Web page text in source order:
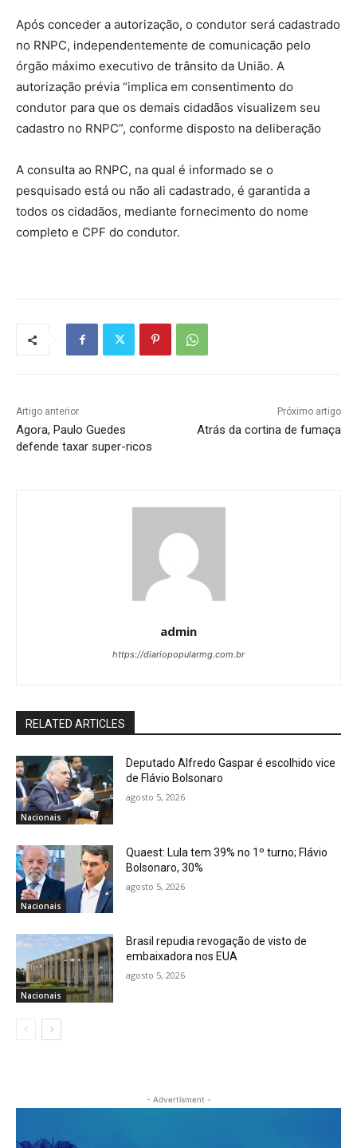
Após conceder a autorização, o condutor será cadastrado
no RNPC, independentemente de comunicação pelo
órgão máximo executivo de trânsito da União. A
autorização prévia “implica em consentimento do
condutor para que os demais cidadãos visualizem seu
cadastro no RNPC”, conforme disposto na deliberação
A consulta ao RNPC, na qual é informado se o
pesquisado está ou não ali cadastrado, é garantida a
todos os cidadãos, mediante fornecimento do nome
completo e CPF do condutor.
Artigo anterior
Agora, Paulo Guedes
defende taxar super-ricos
Próximo artigo
Atrás da cortina de fumaça
admin
https://diariopopularmg.com.br
RELATED ARTICLES
Nacionais
Deputado Alfredo Gaspar é escolhido vice
de Flávio Bolsonaro
agosto 5, 2026
Nacionais
Quaest: Lula tem 39% no 1º turno; Flávio
Bolsonaro, 30%
agosto 5, 2026
Nacionais
Brasil repudia revogação de visto de
embaixadora nos EUA
agosto 5, 2026
- Advertisment -